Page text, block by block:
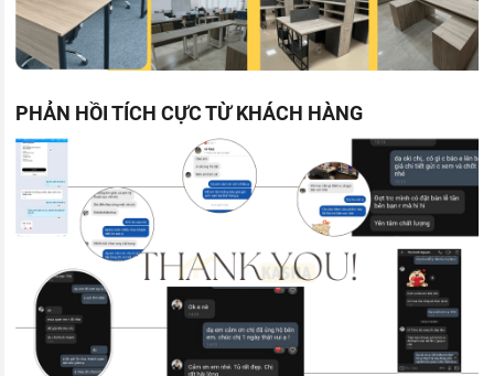
PHẢN HỒI TÍCH CỰC TỪ KHÁCH HÀNG